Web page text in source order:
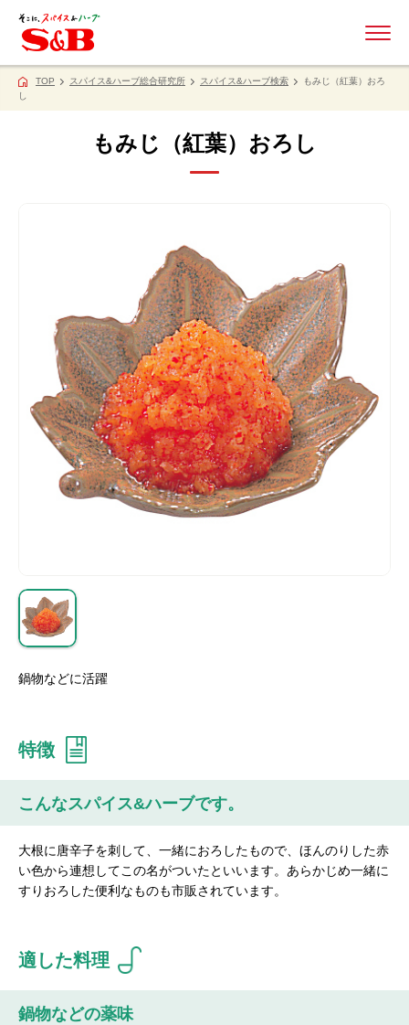
TOP スパイス&ハーブ総合研究所 スパイス&ハーブ検索
もみじ（紅葉）おろ
し
もみじ（紅葉）おろし
鍋物などに活躍
特徴
こんなスパイス&ハーブです。
大根に唐辛子を刺して、一緒におろしたもので、ほんのりした赤
い色から連想してこの名がついたといいます。あらかじめ一緒に
すりおろした便利なものも市販されています。
適した料理
鍋物などの薬味